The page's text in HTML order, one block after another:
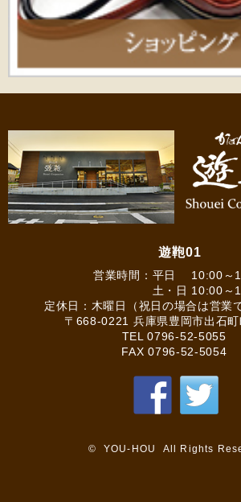
遊鞄01
営業時間：平日 10:00～
土・日 10:00～
定休日：木曜日（祝日の場合は営業
〒668-0221 兵庫県豊岡市出石
TEL0796-52-5055
FAX 0796-52-5054
© YOU-HOU All Rights